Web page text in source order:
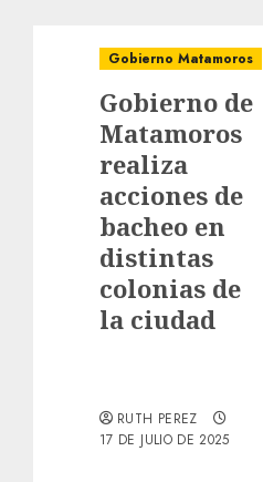
Gobierno Matamoros
Gobierno de
Matamoros
realiza
acciones de
bacheo en
distintas
colonias de
la ciudad
RUTH PEREZ
17 DE JULIO DE 2025